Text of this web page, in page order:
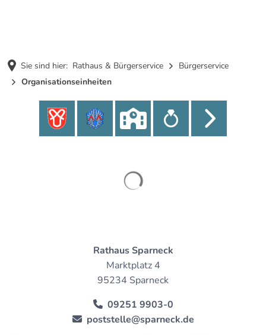
Sie sind hier: Rathaus & Bürgerservice
Bürgerservice
Organisationseinheiten
Organisationseinheiten
Rathaus Sparneck
Marktplatz 4
95234 Sparneck
09251 9903-0
poststelle@sparneck.de